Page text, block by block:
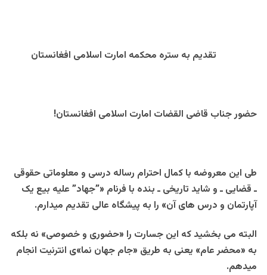
تقدیم به ستره محکمه امارت اسلامی افغانستان
حضور جناب قاضی القضات امارت اسلامی افغانستان!
طی این معروضه با کمال احترام رساله درسی و معلوماتی حقوقی
ـ قضایی ـ و شاید تاریخی ـ بنده با فرنام «”جهاد” علیه بیع یک
آپارتمان و درس های آن» را به پیشگاه عالی تقدیم میدارم.
البته می بخشید که این جسارت را «حضوری و خصوصی» نه بلکه
به «محضر عام» یعنی به طریق «جام جهان نما»ی انترنیت انجام
میدهم.